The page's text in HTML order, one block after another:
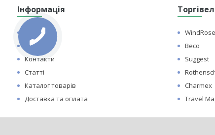
Інформація
Про нас
Відгуки
Контакти
Статті
Каталог товарів
Доставка та оплата
WindRose
Beco
Suggest
Charmex
Travel